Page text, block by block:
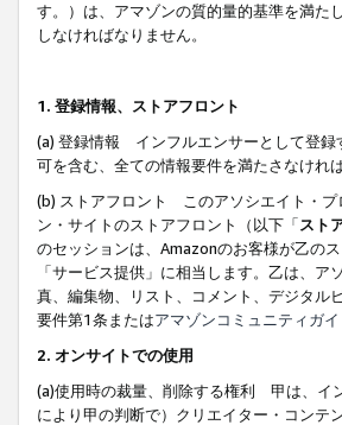
す。）は、アマゾンの質的量的基準を満た
しなければなりません。
1. 登録情報、ストアフロント
(a) 登録情報 インフルエンサーとして登録
可を含む、全ての情報要件を満たさなけれ
(b) ストアフロント このアソシエイト・プ
ン・サイトのストアフロント（以下「スト
のセッションは、Amazonのお客様が乙の
「サービス提供」に相当します。乙は、
真、編集物、リスト、コメント、デジタル
要件第1条またはアマゾンコミュニティガ
2. オンサイトでの使用
(a)使用時の裁量、削除する権利 甲は、イ
により甲の判断で）クリエイター・コンテ